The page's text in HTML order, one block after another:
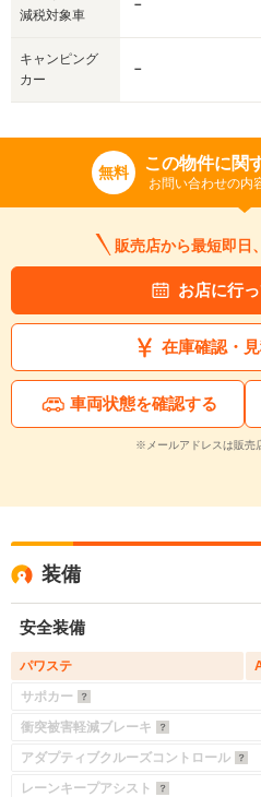
減税対象車
－
キャンピング
カー
－
無料 この物件に関
お問い合わせの内
販売店から最短即日
お店に行
在庫確認・
車両状態を確認する
※メールアドレスは販売
装備
安全装備
パワステ
サポカー
衝突被害軽減ブレーキ
アダプティブクルーズコントロール
レーンキープアシスト